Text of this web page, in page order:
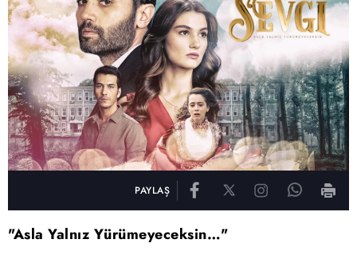
PAYLAŞ
"Asla Yalnız Yürümeyeceksin…"